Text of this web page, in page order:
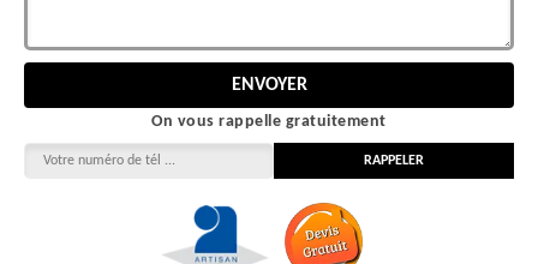
On vous rappelle gratuitement